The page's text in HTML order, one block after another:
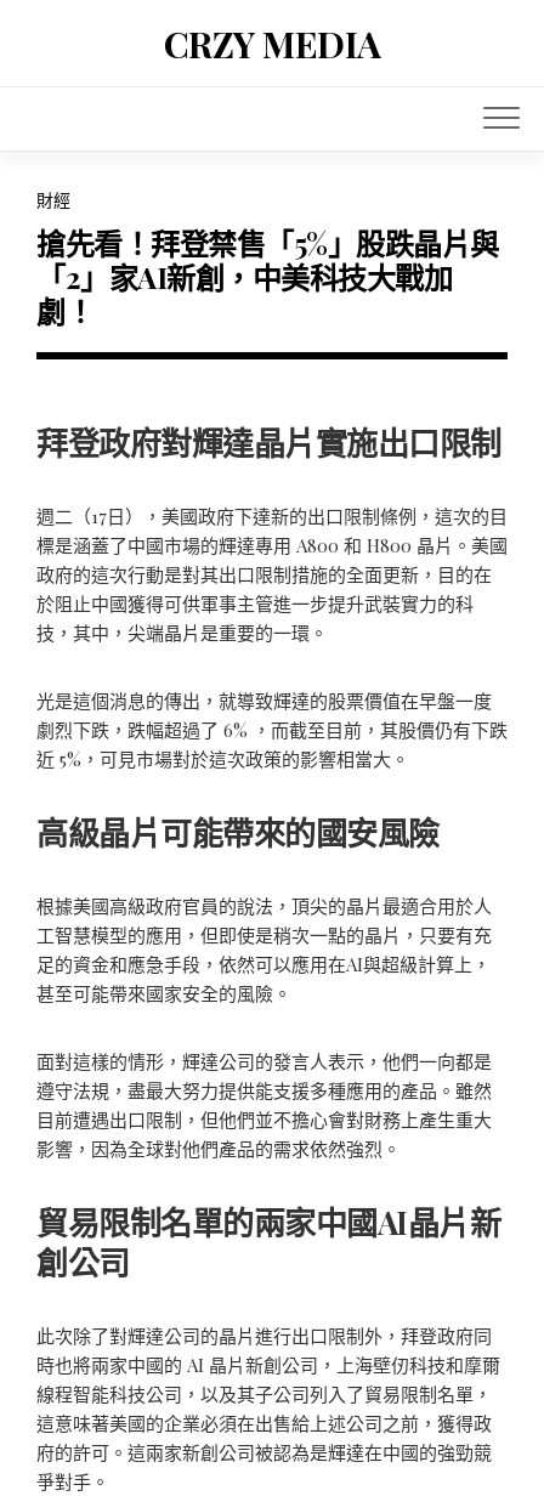
CRZY MEDIA
財經
搶先看！拜登禁售「5%」股跌晶片與
「2」家AI新創，中美科技大戰加
劇！
拜登政府對輝達晶片實施出口限制
週二（17日），美國政府下達新的出口限制條例，這次的目
標是涵蓋了中國市場的輝達專用 A800 和 H800 晶片。美國
政府的這次行動是對其出口限制措施的全面更新，目的在
於阻止中國獲得可供軍事主管進一步提升武裝實力的科
技，其中，尖端晶片是重要的一環。
光是這個消息的傳出，就導致輝達的股票價值在早盤一度
劇烈下跌，跌幅超過了 6% ，而截至目前，其股價仍有下跌
近 5%，可見市場對於這次政策的影響相當大。
高級晶片可能帶來的國安風險
根據美國高級政府官員的說法，頂尖的晶片最適合用於人
工智慧模型的應用，但即使是稍次一點的晶片，只要有充
足的資金和應急手段，依然可以應用在AI與超級計算上，
甚至可能帶來國家安全的風險。
面對這樣的情形，輝達公司的發言人表示，他們一向都是
遵守法規，盡最大努力提供能支援多種應用的產品。雖然
目前遭遇出口限制，但他們並不擔心會對財務上產生重大
影響，因為全球對他們產品的需求依然強烈。
貿易限制名單的兩家中國AI晶片新
創公司
此次除了對輝達公司的晶片進行出口限制外，拜登政府同
時也將兩家中國的 AI 晶片新創公司，上海壁仞科技和摩爾
線程智能科技公司，以及其子公司列入了貿易限制名單，
這意味著美國的企業必須在出售給上述公司之前，獲得政
府的許可。這兩家新創公司被認為是輝達在中國的強勁競
爭對手。